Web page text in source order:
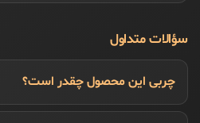
سؤالات متداول
چربی این محصول چقدر است؟